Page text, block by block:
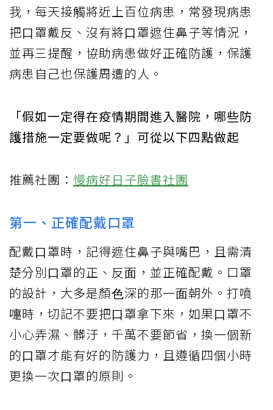
我，每天接觸將近上百位病患，常發現病患
把⼝罩戴反、沒有將⼝罩遮住鼻子等情況，
並再三提醒，協助病患做好正確防護，保護
病患自己也保護周遭的⼈。
「假如⼀定得在疫情期間進入醫院，哪些防
護措施⼀定要做呢？」可從以下四點做起
推薦社團： 慢病好日子臉書社團
第一、正確配戴口罩
配戴⼝罩時，記得遮住鼻子與嘴巴，且需清
楚分別⼝罩的正、反⾯，並正確配戴。口罩
的設計，⼤多是顏⾊深的那⼀⾯朝外。打噴
嚏時，切記不要把⼝罩拿下來，如果⼝罩不
⼩⼼弄濕、髒汙，千萬不要節省，換⼀個新
的⼝罩才能有好的防護⼒，且遵循四個⼩時
更換⼀次⼝罩的原則。